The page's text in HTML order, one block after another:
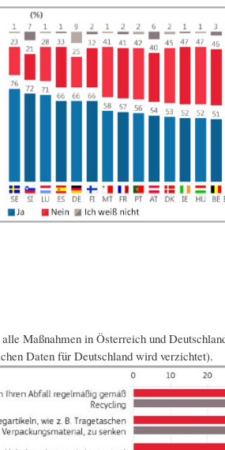
Maßnahmen in Österreich und
Daten für Deutschland wird verzichtet).